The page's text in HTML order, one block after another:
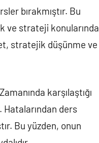
bırakmıştır. Bu
ve strateji konularında
stratejik düşünme ve
karşılaştığı
ders
Bu yüzden, onun